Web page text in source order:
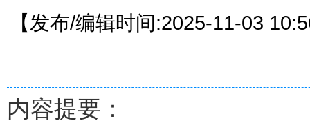
【发布/编辑时间:2025-11-03
内容提要：